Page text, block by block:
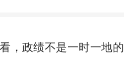
政绩不是一时一地的